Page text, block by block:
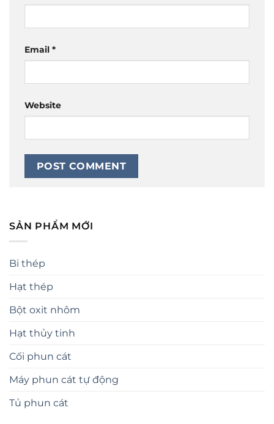
Email *
Website
SẢN PHẨM MỚI
Bi thép
Hạt thép
Bột oxit nhôm
Hạt thủy tinh
Cối phun cát
Máy phun cát tự động
Tủ phun cát